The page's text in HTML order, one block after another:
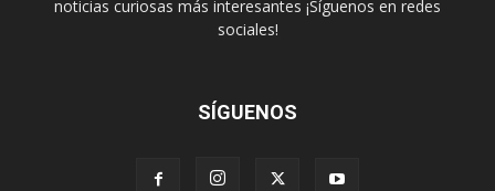
noticias curiosas más interesantes ¡Síguenos en redes
sociales!
SÍGUENOS